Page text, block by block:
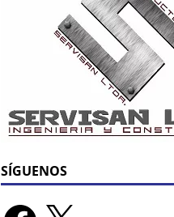
SÍGUENOS